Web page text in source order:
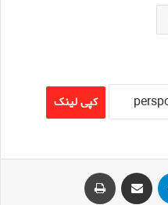
کپی لینک
تلگرام اشتراک گذاری از طریق ایمیل